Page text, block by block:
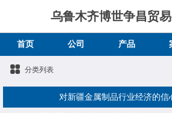
乌鲁木齐博世争昌贸
首页 公司 产品
分类列表
对新疆金属制品行业经济的信